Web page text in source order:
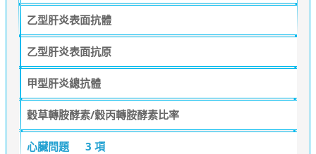
乙型肝炎表面抗體
乙型肝炎表面抗原
甲型肝炎總抗體
穀草轉胺酵素/穀丙轉胺酵素比率
心臟問題 3 項